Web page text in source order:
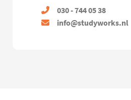
030 - 744 05 38
info@studyworks.nl